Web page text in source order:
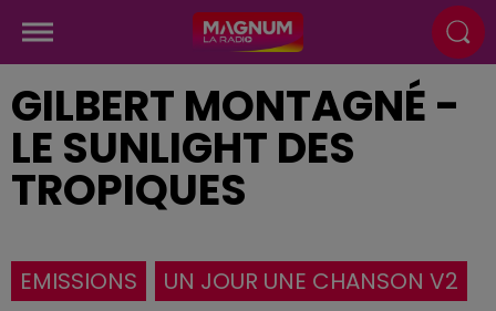
GILBERT MONTAGNÉ -
LE SUNLIGHT DES
TROPIQUES
EMISSIONS UN JOUR UNE CHANSON V2